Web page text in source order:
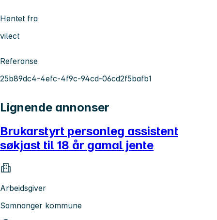
Hentet fra
vilect
Referanse
25b89dc4-4efc-4f9c-94cd-06cd2f5bafb1
Lignende annonser
Brukarstyrt personleg assistent
søkjast til 18 år gamal jente
Arbeidsgiver
Samnanger kommune